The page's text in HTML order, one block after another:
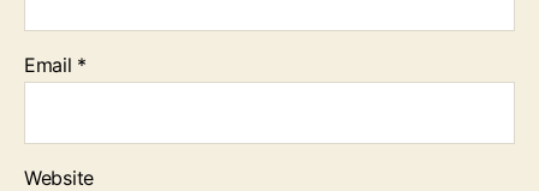
Email *
Website